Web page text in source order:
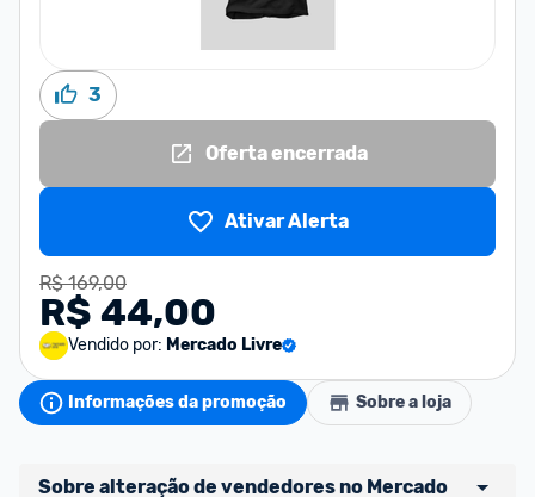
3
Oferta encerrada
Ativar Alerta
R$ 169,00
R$ 44,00
Vendido por: Mercado Livre
Informações da promoção Sobre a loja
Sobre alteração de vendedores no Mercado